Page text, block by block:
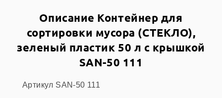
Описание Контейнер для
сортировки мусора (СТЕКЛО),
зеленый пластик 50 л с крышкой
SAN-50 111
Артикул SAN-50 111